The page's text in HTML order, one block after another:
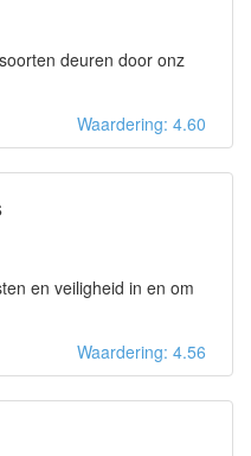
deuren door onz
Waardering: 4.60
en veiligheid in en om
Waardering: 4.56